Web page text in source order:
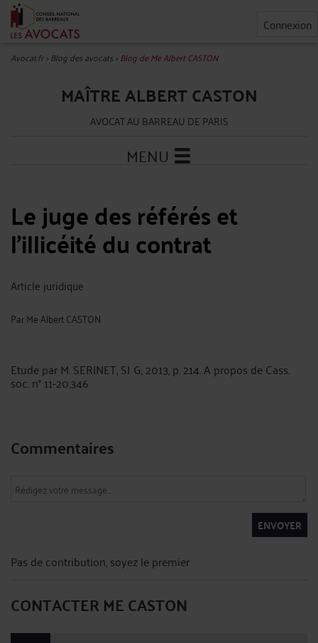
Connexion
Avocat.fr>Blog des avocats>Blog de Me Albert CASTON
MAÎTRE ALBERT CASTON
AVOCAT AU BARREAU DE PARIS
MENU
Le juge des référés et
l'illicéité du contrat
Article juridique
ParMe Albert CASTON
Etude par M. SERINET, SJ G, 2013, p. 214. A propos de Cass.
soc. n° 11-20.346
Commentaires
ENVOYER
Pas de contribution, soyez le premier
CONTACTER ME CASTON